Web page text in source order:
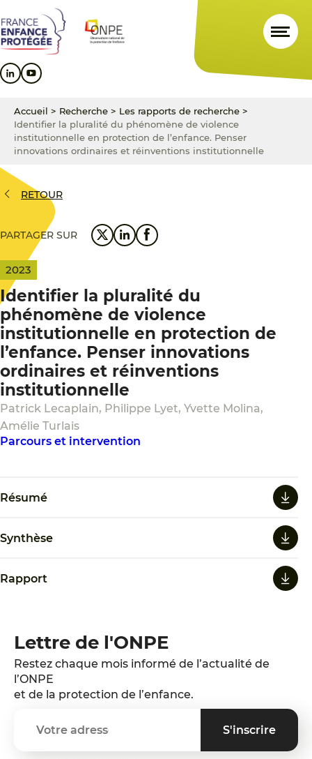
au
contenu
principal
au
menu
principal
au
pied
de
Accueil > Recherche > Les rapports de recherche >
Identifier la pluralité du phénomène de violence
institutionnelle en protection de l’enfance. Penser
innovations ordinaires et réinventions institutionnelle
RETOUR
PARTAGER SUR
2023
Identifier la pluralité du
phénomène de violence
institutionnelle en protection de
l’enfance. Penser innovations
ordinaires et réinventions
institutionnelle
Patrick Lecaplain, Philippe Lyet, Yvette Molina,
Amélie Turlais
Parcours et intervention
Résumé
Synthèse
Rapport
Lettre de l'ONPE
Restez chaque mois informé de l’actualité de
l’ONPE
et de la protection de l’enfance.